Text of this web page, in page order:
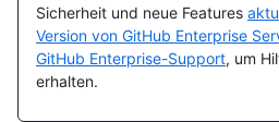
Sicherheit und neue Features
Version von GitHub Enterprise
GitHub Enterprise-Support, um
erhalten.